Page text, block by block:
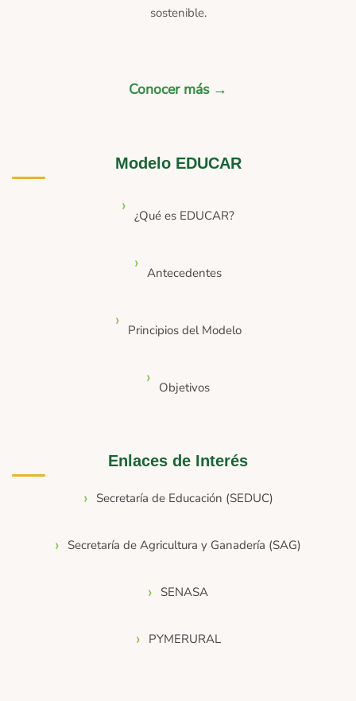
sostenible.
Conocer más →
Modelo EDUCAR
¿Qué es EDUCAR?
Antecedentes
Principios del Modelo
Objetivos
Enlaces de Interés
Secretaría de Educación (SEDUC)
Secretaría de Agricultura y Ganadería (SAG)
SENASA
PYMERURAL